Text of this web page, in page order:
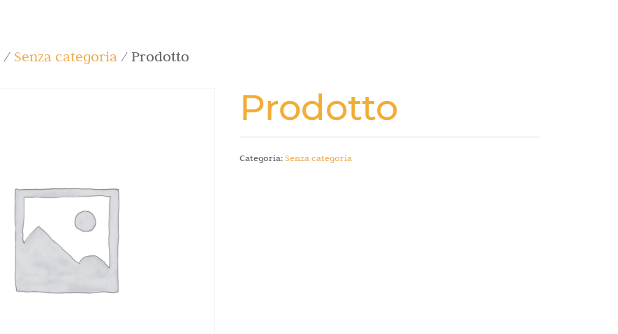
/ Senza categoria/ Prodotto
Prodotto
Categoria:Senza categoria